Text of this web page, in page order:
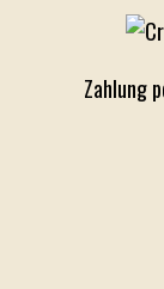
Zahlung